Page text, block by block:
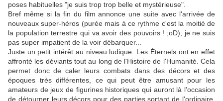
poses habituelles "je suis trop trop belle et mystérieuse".
Bref même si la fin du film annonce une suite avec l'arrivée de
nouveaux super-héros (purée mais à ce rythme c'est la moitié de
la population terrestre qui va avoir des pouvoirs ! ;oD), je ne suis
pas super impatient de la voir débarquer...
Juste un petit intérêt au niveau ludique. Les Éternels ont en effet
affronté les déviants tout au long de l'Histoire de l'Humanité. Cela
permet donc de caler leurs combats dans des décors et des
époques très différentes, ce qui peut être amusant pour les
amateurs de jeux de figurines historiques qui auront là l'occasion
de détourner leurs décors pour des parties sortant de l'ordinaire.